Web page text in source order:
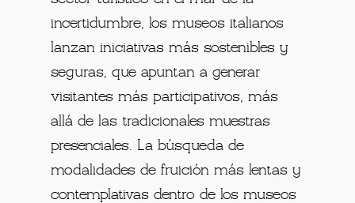
incertidumbre, los museos italianos
lanzan iniciativas más sostenibles y
seguras, que apuntan a generar
visitantes más participativos, más
allá de las tradicionales muestras
presenciales. La búsqueda de
modalidades de fruición más lentas y
contemplativas dentro de los museos